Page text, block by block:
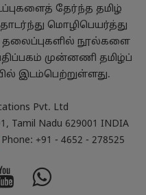
தேர்ந்த தமிழ்
மொழிபெயர்த்து
தலைப்புகளில் நூல்களை
முன்னணி தமிழ்ப்
இடம்பெற்றுள்ளது.
Pvt. Ltd
Tamil Nadu 629001 INDIA
Phone: +91 - 4652 - 278525